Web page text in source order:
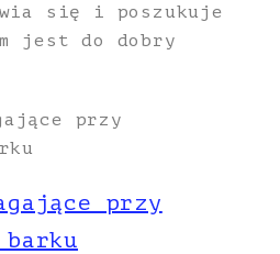
się i poszukuje
jest do dobry
przy